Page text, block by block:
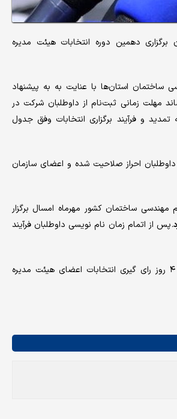
دهمین دوره انتخابات هیئت مدیره
ساختمان استان‌ها با عنایت به به پیشنهاد
مهلت زمانی ثبت‌نام از داوطلبان شرکت در
قانونی مربوطه تمدید و فرآیند برگزاری انتخابات وفق جدول
احراز صلاحیت شده و اعضای سازمان
مهندسی ساختمان کشور مهرماه امسال برگزار
پس از اتمام زمان نام نویسی داوطلبان فرآیند
وی با اشاره به ثبت‌نام حدود ۲۸۰۰ نفر برای این انتخابات، یادآور شد: از ۱۳ مهر به مدت ۴ روز رای گیری انتخابات اعضای هیئت مدیره